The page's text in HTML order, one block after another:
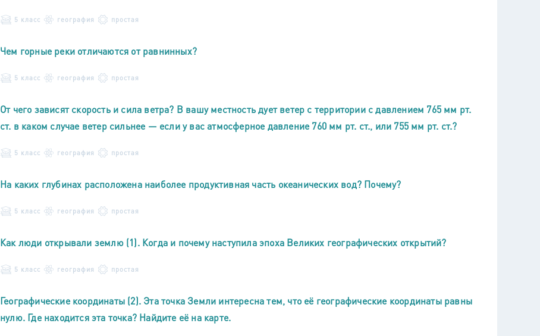
5 класс география простая
Чем горные реки отличаются от равнинных?
5 класс география простая
От чего зависят скорость и сила ветра? В вашу местность дует ветер с территории с давлением 765 мм рт.
ст. в каком случае ветер сильнее — если у вас атмосферное давление 760 мм рт. ст., или 755 мм рт. ст.?
5 класс география простая
На каких глубинах расположена наиболее продуктивная часть океанических вод? Почему?
5 класс география простая
Как люди открывали землю (1). Когда и почему наступила эпоха Великих географических открытий?
5 класс география простая
Географические координаты (2). Эта точка Земли интересна тем, что её географические координаты равны
нулю. Где находится эта точка? Найдите её на карте.